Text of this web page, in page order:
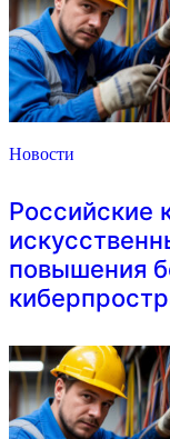
Новости
Российские
повышения